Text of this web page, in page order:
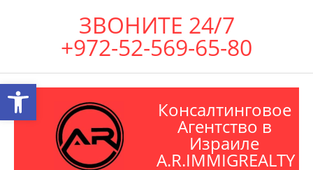
ЗВОНИТЕ 24/7
+972-52-569-65-80
Консалтинговое
Агентство в
Израиле
A.R.IMMIGREALTY
Открыть панель инструментов